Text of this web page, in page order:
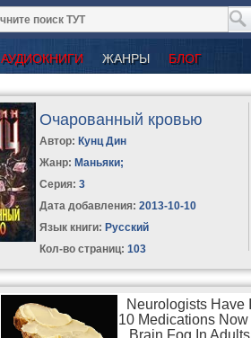
АУДИОКНИГИ ЖАНРЫ БЛОГ
Очарованный кровью
Автор: Кунц Дин
Жанр: Маньяки;
Серия:3
Дата добавления: 2013-10-10
Язык книги: Русский
Кол-во страниц: 103